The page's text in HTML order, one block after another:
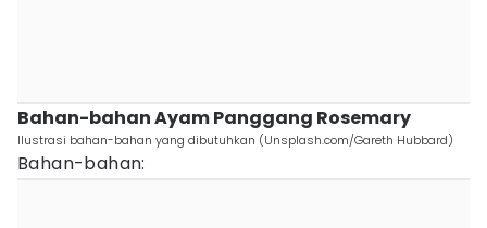
Bahan-bahan Ayam Panggang Rosemary
Ilustrasi bahan-bahan yang dibutuhkan (Unsplash.com/Gareth Hubbard)
Bahan-bahan: